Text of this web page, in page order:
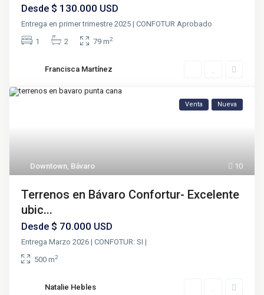
Desde $ 130.000 USD
Entrega en primer trimestre 2025 | CONFOTUR Aprobado
1
2 79 m2
Francisca Martínez
10
Downtown, Bávaro
Venta Nueva
Terrenos en Bávaro Confortur- Excelente
ubic...
Desde $ 70.000 USD
Entrega Marzo 2026 | CONFOTUR: SI |
500 m2
Natalie Hebles